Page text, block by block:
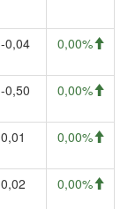
-0,04 0,00%
-0,50 0,00%
0,01 0,00%
0,02 0,00%